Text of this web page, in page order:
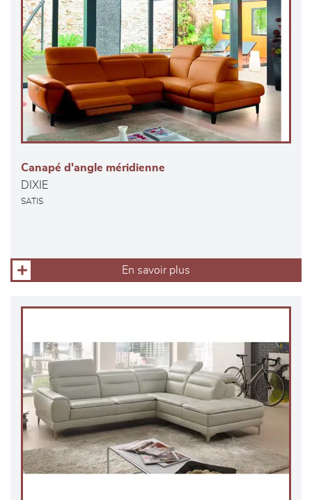
Canapé d'angle méridienne
DIXIE
SATIS
En savoir plus